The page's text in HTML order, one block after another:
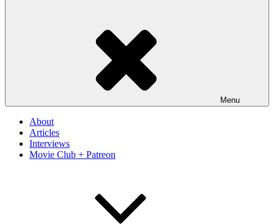
Menu
About
Articles
Interviews
Movie Club + Patreon